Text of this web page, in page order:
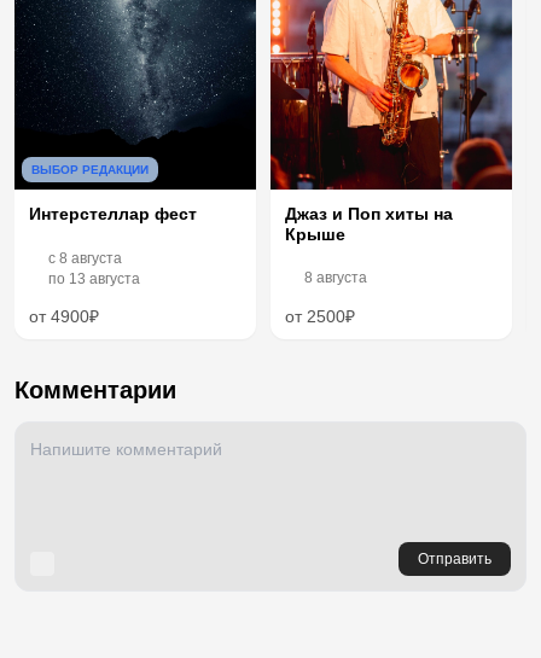
ВЫБОР РЕДАКЦИИ
Интерстеллар фест
c 8 августа
по 13 августа
от 4900₽
Джаз и Поп хиты на
Крыше
8 августа
от 2500₽
Комментарии
Отправить